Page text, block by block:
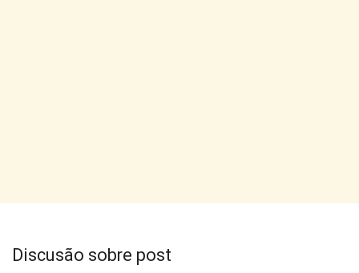
Discusão sobre post